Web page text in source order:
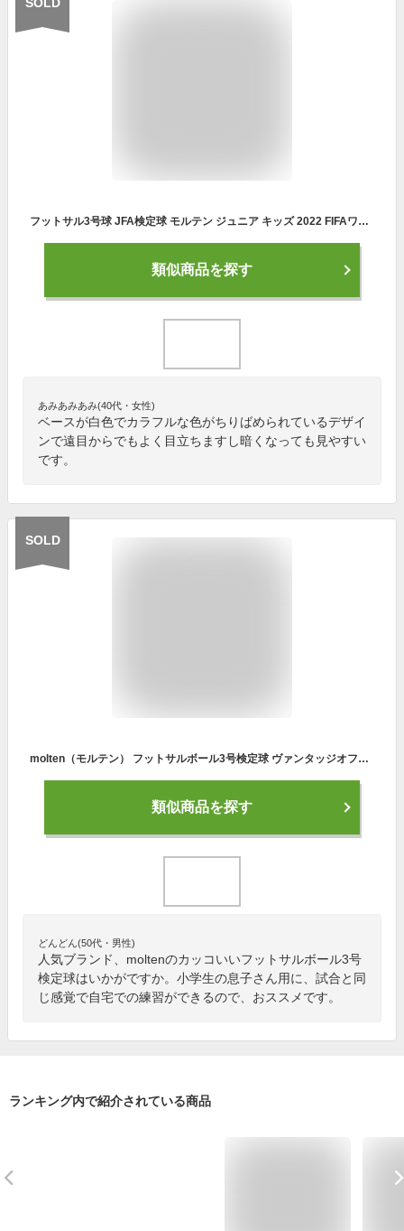
フットサル3号球 JFA検定球 モルテン ジュニア キッズ 2022 FIFAワールドカップ アル・リフラ フットサル アディダス adidas フットサルボール 送料無料 molten AFF350
類似商品を探す
あみあみあみ(40代・女性)
ベースが白色でカラフルな色がちりばめられているデザイ
ンで遠目からでもよく目立ちますし暗くなっても見やすい
です。
SOLD
molten（モルテン） フットサルボール3号検定球 ヴァンタッジオフットサル3000 F8A3000
類似商品を探す
どんどん(50代・男性)
人気ブランド、moltenのカッコいいフットサルボール3号
検定球はいかがですか。小学生の息子さん用に、試合と同
じ感覚で自宅での練習ができるので、おススメです。
ランキング内で紹介されている商品